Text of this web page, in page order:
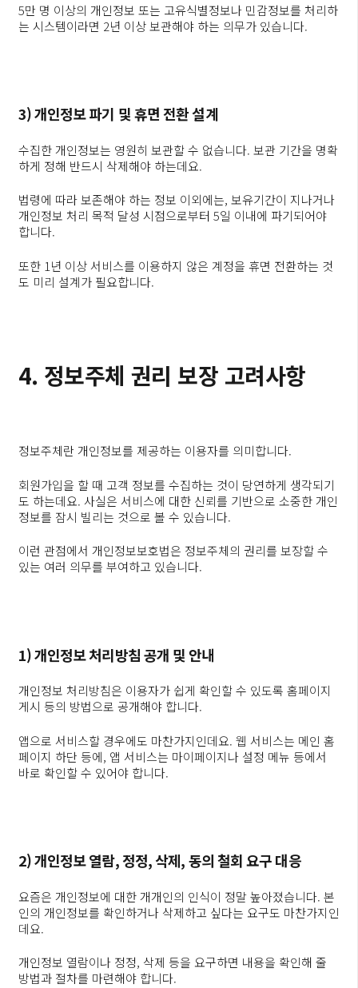
5만 명 이상의 개인정보 또는 고유식별정보나 민감정보를 처리하
는 시스템이라면 2년 이상 보관해야 하는 의무가 있습니다.
3) 개인정보 파기 및 휴면 전환 설계
수집한 개인정보는 영원히 보관할 수 없습니다. 보관 기간을 명확
하게 정해 반드시 삭제해야 하는데요.
법령에 따라 보존해야 하는 정보 이외에는, 보유기간이 지나거나
개인정보 처리 목적 달성 시점으로부터 5일 이내에 파기되어야
합니다.
또한 1년 이상 서비스를 이용하지 않은 계정을 휴면 전환하는 것
도 미리 설계가 필요합니다.
4. 정보주체 권리 보장 고려사항
정보주체란 개인정보를 제공하는 이용자를 의미합니다.
회원가입을 할 때 고객 정보를 수집하는 것이 당연하게 생각되기
도 하는데요. 사실은 서비스에 대한 신뢰를 기반으로 소중한 개인
정보를 잠시 빌리는 것으로 볼 수 있습니다.
이런 관점에서 개인정보보호법은 정보주체의 권리를 보장할 수
있는 여러 의무를 부여하고 있습니다.
1) 개인정보 처리방침 공개 및 안내
개인정보 처리방침은 이용자가 쉽게 확인할 수 있도록 홈페이지
게시 등의 방법으로 공개해야 합니다.
앱으로 서비스할 경우에도 마찬가지인데요. 웹 서비스는 메인 홈
페이지 하단 등에, 앱 서비스는 마이페이지나 설정 메뉴 등에서
바로 확인할 수 있어야 합니다.
2) 개인정보 열람, 정정, 삭제, 동의 철회 요구 대응
요즘은 개인정보에 대한 개개인의 인식이 정말 높아졌습니다. 본
인의 개인정보를 확인하거나 삭제하고 싶다는 요구도 마찬가지인
데요.
개인정보 열람이나 정정, 삭제 등을 요구하면 내용을 확인해 줄
방법과 절차를 마련해야 합니다.